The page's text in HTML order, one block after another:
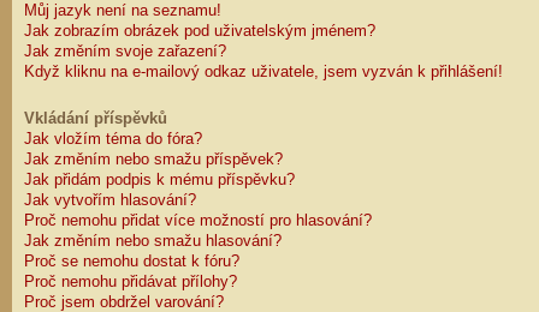
Můj jazyk není na seznamu!
Jak zobrazím obrázek pod uživatelským jménem?
Jak změním svoje zařazení?
Když kliknu na e-mailový odkaz uživatele, jsem vyzván k přihlášení!
Vkládání příspěvků
Jak vložím téma do fóra?
Jak změním nebo smažu příspěvek?
Jak přidám podpis k mému příspěvku?
Jak vytvořím hlasování?
Proč nemohu přidat více možností pro hlasování?
Jak změním nebo smažu hlasování?
Proč se nemohu dostat k fóru?
Proč nemohu přidávat přílohy?
Proč jsem obdržel varování?